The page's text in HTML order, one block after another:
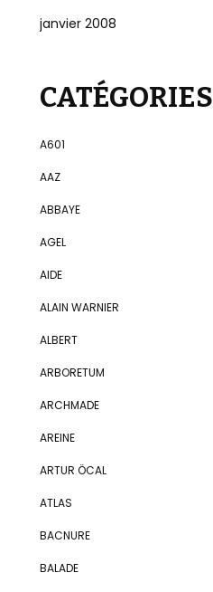
janvier 2008
CATÉGORIES
A601
AAZ
ABBAYE
AGEL
AIDE
ALAIN WARNIER
ALBERT
ARBORETUM
ARCHMADE
AREINE
ARTUR ÖCAL
ATLAS
BACNURE
BALADE